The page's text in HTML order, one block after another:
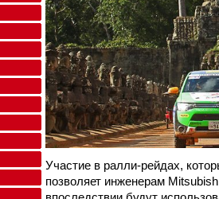
Участие в ралли-рейдах,
позволяет инженерам